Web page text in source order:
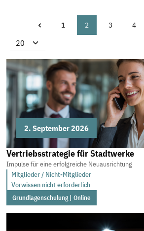
Seite
1 Seite
2 Seite
3 Seite
4
2. September 2026
Vertriebsstrategie für Stadtwerke
Impulse für eine erfolgreiche Neuausrichtung
Mitglieder / Nicht-Mitglieder
Vorwissen nicht erforderlich
Grundlagenschulung | Online